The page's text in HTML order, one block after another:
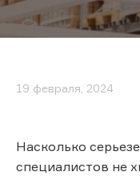
19 февраля, 2024
Насколько
специалистов не